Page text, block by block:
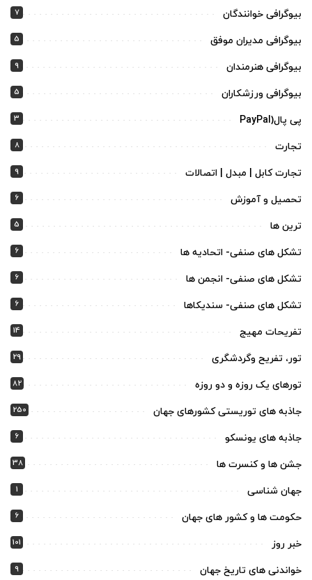
بیوگرافی خوانندگان 7
بیوگرافی مدیران موفق 5
بیوگرافی هنرمندان 9
بیوگرافی ورزشکاران 5
پی پال(PayPal 3
تجارت 8
تجارت کابل | مبدل | اتصالات 9
تحصیل و آموزش 6
ترین ها 5
تشکل های صنفی- اتحادیه ها 6
تشکل های صنفی- انجمن ها 6
تشکل های صنفی- سندیکاها 6
تفریحات مهیج 14
تور، تفریح وگردشگری 29
تورهای یک روزه و دو روزه 82
جاذبه های توریستی کشورهای جهان 250
جاذبه های یونسکو 6
جشن ها و کنسرت ها 38
جهان شناسی 1
حکومت ها و کشور های جهان 6
خبر روز 101
خواندنی های تاریخ جهان 9